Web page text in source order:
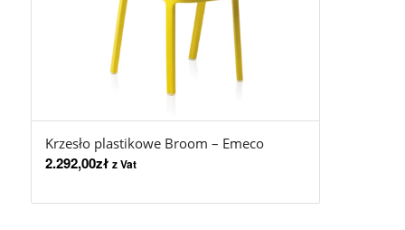
Krzesło plastikowe Broom – Emeco
2.292,00zł z Vat